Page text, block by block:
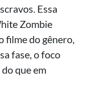
Essa
Zombie
filme do gênero,
fase, o foco
que em